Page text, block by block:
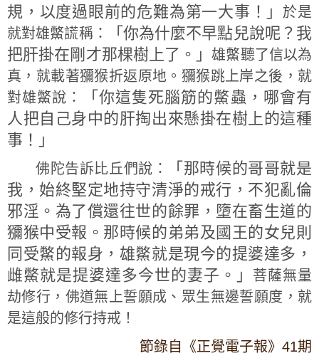
規，以度過眼前的危難為第一大事！」
於是
就對雄鱉謊稱：
「你為什麼不早點兒說呢？我
把肝掛在剛才那棵樹上了。」雄鱉聽了信以為
真，就載著獼猴折返原地。獼猴跳上岸之後，就
對雄鱉說：
「你這隻死腦筋的鱉蟲，哪會有
人把自己身中的肝掏出來懸掛在樹上的這種
事！」
佛陀告訴比丘們說：
「那時候的哥哥就是
我，始終堅定地持守清淨的戒行，不犯亂倫
邪淫。為了償還往世的餘罪，墮在畜生道的
獼猴中受報。那時候的弟弟及國王的女兒則
同受鱉的報身，雄鱉就是現今的提婆達多，
雌鱉就是提婆達多今世的妻子。」
菩薩無量
劫修行，佛道無上誓願成、眾生無邊誓願度，就
是這般的修行持戒！
節錄自《正覺電子報》41期